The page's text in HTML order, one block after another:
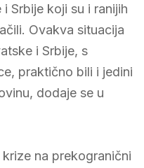
Srbije koji su i ranijih
Ovakva situacija
i Srbije, s
praktično bili i jedini
dodaje se u
na prekogranični